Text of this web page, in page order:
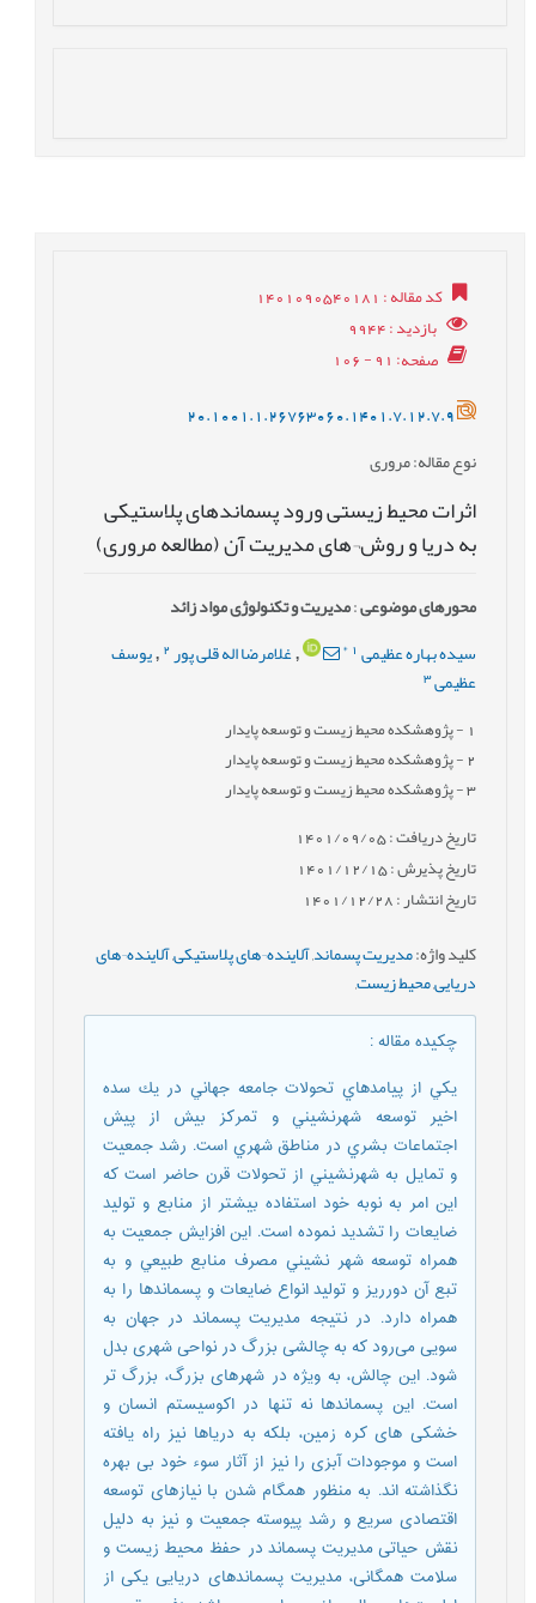
کد مقاله: 1401090540181
بازدید: 9944
صفحه: 91 - 106
20.1001.1.26763060.1401.7.12.7.9
نوع مقاله: مروری
اثرات محیط زیستی ورود پسماندهای پلاستیکی
به دریا و روش¬های مدیریت آن (مطالعه مروری)
محورهای موضوعی:مدیریت و تکنولوژی مواد زائد
سیده بهاره عظیمی *
,غلامرضا اله قلی پور 2
, یوسف
عظیمی 3
- پژوهشکده محیط زیست و توسعه پایدار
2- پژوهشکده محیط زیست و توسعه پایدار
3- پژوهشکده محیط زیست و توسعه پایدار
تاریخ دریافت : 1401/09/05
تاریخ پذیرش : 1401/12/15
تاریخ انتشار : 1401/12/28
کلید واژه:مدیریت پسماند,آلاینده¬های پلاستیکی,آلاینده¬های
دریایی,محیط زیست,
چکیده مقاله:
يكي از پيامدهاي تحولات جامعه جهاني در يك سده
اخير توسعه شهرنشيني و تمركز بيش از پيش
اجتماعات بشري در مناطق شهري است. رشد جمعيت
و تمايل به شهرنشيني از تحولات قرن حاضر است كه
اين امر به نوبه خود استفاده بيشتر از منابع و توليد
ضايعات را تشديد نموده است. اين افزايش جمعيت به
همراه توسعه شهر نشيني مصرف منابع طبيعي و به
تبع آن دورریز و توليد انواع ضايعات و پسماندها را به
همراه دارد. در نتیجه مدیریت پسماند در جهان به
سویی می‌رود که به چالشی بزرگ در نواحی شهری بدل
شود. این چالش، به ویژه در شهرهای بزرگ، بزرگ تر
است. این پسماندها نه تنها در اکوسیستم انسان و
خشکی های کره زمین، بلکه به دریاها نیز راه یافته
است و موجودات آبزی را نیز از آثار سوء خود بی بهره
نگذاشته اند. به منظور همگام شدن با نیازهای توسعه
اقتصادی سریع و رشد پیوسته جمعیت و نیز به دلیل
نقش حیاتی مدیریت پسماند در حفظ محیط زیست و
سلامت همگانی، مدیریت پسماندهای دریایی یکی از